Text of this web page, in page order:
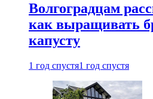
Волгоградцам
как выращивать
капусту
1 год спустя1 год спустя